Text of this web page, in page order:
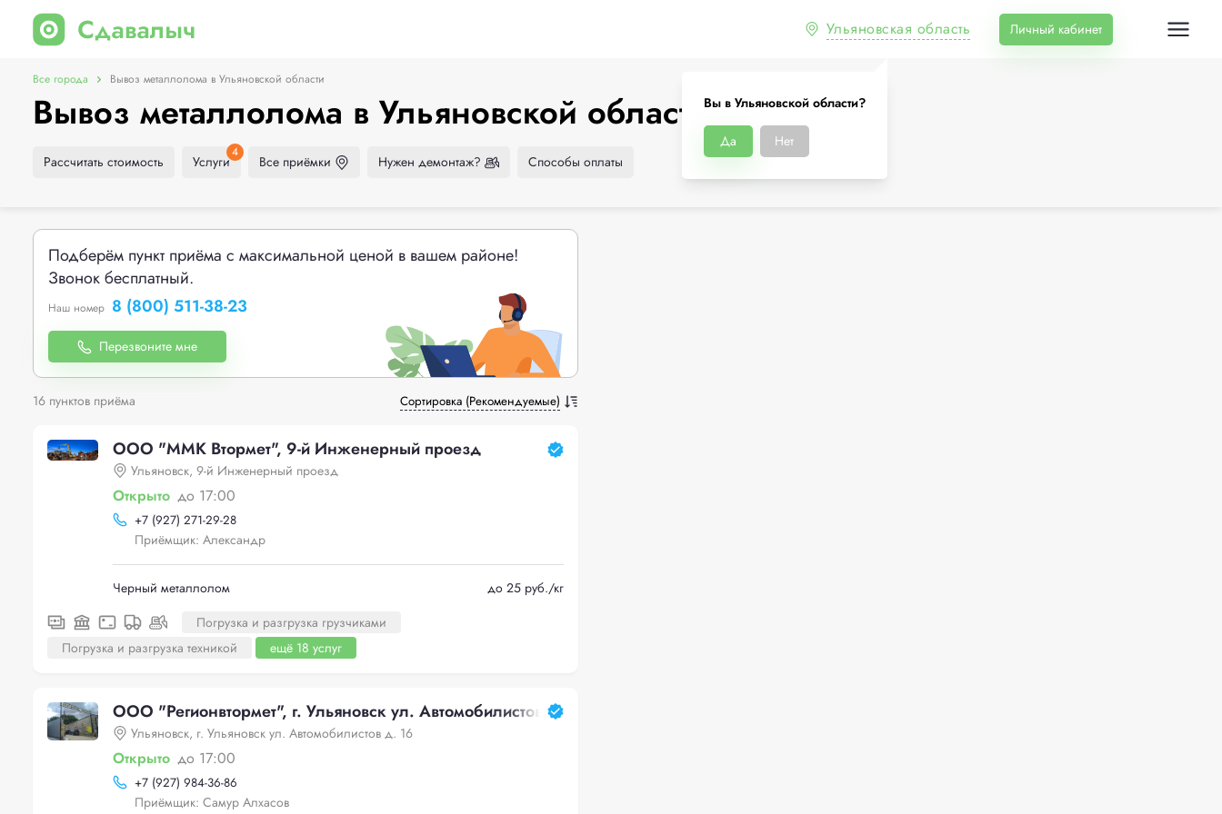
Ульяновская область
Вы в Ульяновской области?
Да Нет
Личный кабинет
Все города Вывоз металлолома в Ульяновской области
Вывоз металлолома в Ульяновской области
Рассчитать стоимость Услуги
4
Все приёмки Нужен демонтаж? Способы оплаты
Подберём пункт приёма с максимальной ценой в вашем районе!
Звонок бесплатный.
Наш номер 8 (800) 511-38-23
Перезвоните мне
16 пунктов приёма Сортировка (Рекомендуемые)
ООО "ММК Втормет", 9-й Инженерный проезд
Ульяновск, 9-й Инженерный проезд
Открыто до 17:00
+7 (927) 271-29-28
Приёмщик: Александр
Черный металлолом
до 25 руб./кг
Погрузка и разгрузка грузчиками
Погрузка и разгрузка техникой
ещё 18 услуг
ООО "Регионвтормет", г. Ульяновск ул. Автомобилистов д. 16
Ульяновск, г. Ульяновск ул. Автомобилистов д. 16
Открыто до 17:00
+7 (927) 984-36-86
Приёмщик: Самур Алхасов